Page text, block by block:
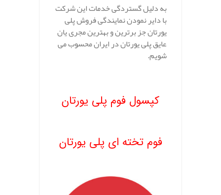
به دلیل گستردگی خدمات این شرکت
با دایر نمودن نمایندگی فروش پلی
یورتان جز برترین و بهترین مجری یان
عایق پلی یورتان در ایران محسوب می
شویم.
کپسول فوم پلی یورتان
فوم تخته ای پلی یورتان